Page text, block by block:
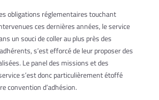
obligations réglementaires touchant
ces dernières années, le service
un souci de coller au plus près des
s’est efforcé de leur proposer des
Le panel des missions et des
s’est donc particulièrement étoffé
convention d’adhésion.